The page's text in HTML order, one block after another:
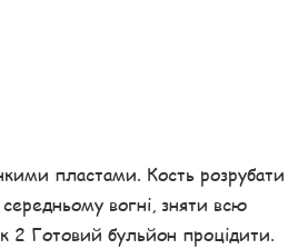
пластами. Кость розрубати
вогні, зняти всю
2 Готовий бульйон процідити.